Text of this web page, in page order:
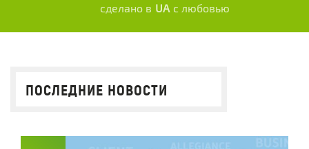
сделано в UA с любовью
ПОСЛЕДНИЕ НОВОСТИ